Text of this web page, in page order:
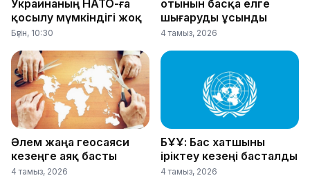
Украинаның НАТО-ға
қосылу мүмкіндігі жоқ
Бүгін, 10:30
отынын басқа елге
шығаруды ұсынды
4 тамыз, 2026
Әлем жаңа геосаяси
кезеңге аяқ басты
4 тамыз, 2026
БҰҰ: Бас хатшыны
іріктеу кезеңі басталды
4 тамыз, 2026